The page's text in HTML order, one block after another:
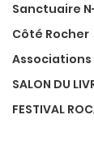
Sanctuaire
Côté Rocher
Associations
SALON DU
FESTIVAL